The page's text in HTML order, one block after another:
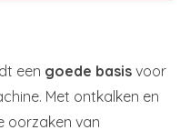
een goede basis voor
Met ontkalken en
oorzaken van